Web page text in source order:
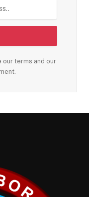
our terms and our